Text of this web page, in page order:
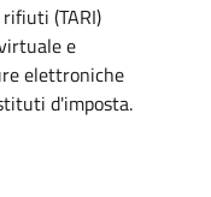
(TARI)
e
elettroniche
d'imposta.